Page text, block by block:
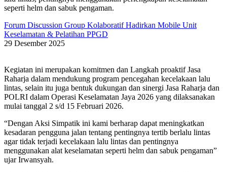
seperti helm dan sabuk pengaman.
Forum Discussion Group Kolaboratif Hadirkan Mobile Unit
Keselamatan & Pelatihan PPGD
29 Desember 2025
Kegiatan ini merupakan komitmen dan Langkah proaktif Jasa
Raharja dalam mendukung program pencegahan kecelakaan lalu
lintas, selain itu juga bentuk dukungan dan sinergi Jasa Raharja dan
POLRI dalam Operasi Keselamatan Jaya 2026 yang dilaksanakan
mulai tanggal 2 s/d 15 Februari 2026.
“Dengan Aksi Simpatik ini kami berharap dapat meningkatkan
kesadaran pengguna jalan tentang pentingnya tertib berlalu lintas
agar tidak terjadi kecelakaan lalu lintas dan pentingnya
menggunakan alat keselamatan seperti helm dan sabuk pengaman”
ujar Irwansyah.